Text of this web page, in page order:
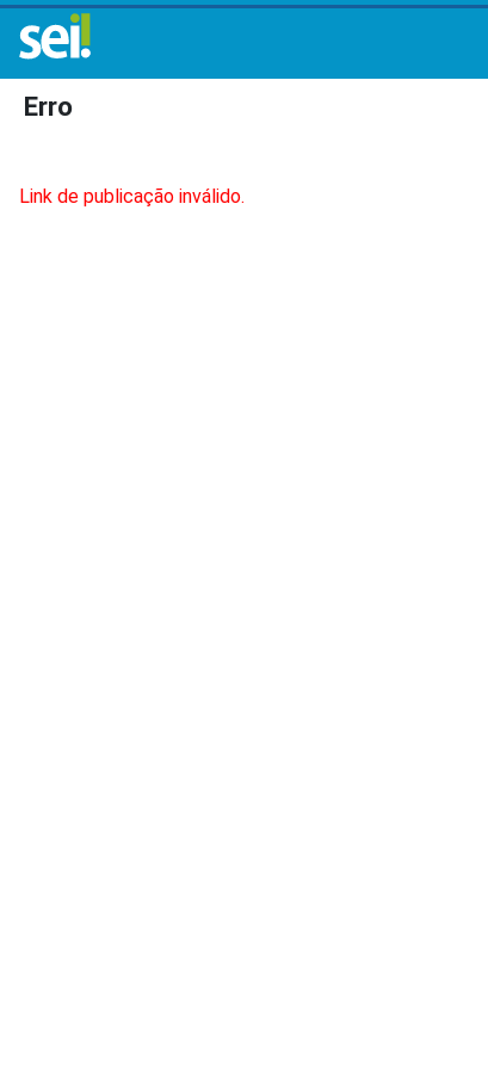
Erro
Link de publicação inválido.